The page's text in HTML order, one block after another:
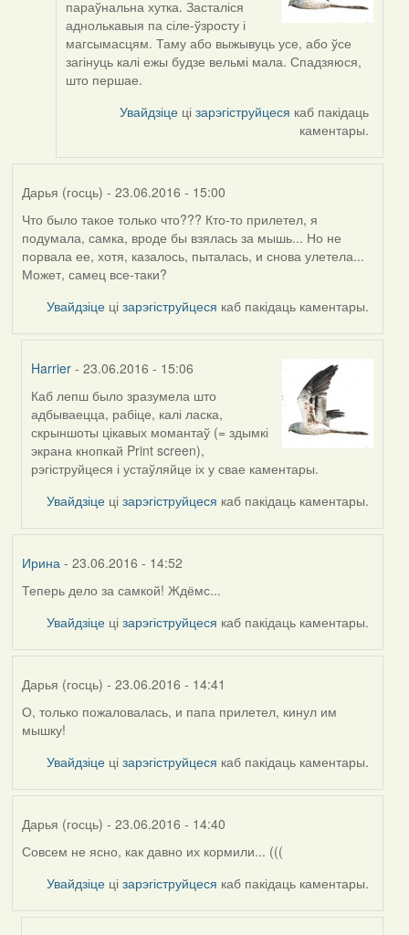
to
by
Viachaslav
Gruzdov
параўнальна хутка. Засталіся
аднолькавыя па сіле-ўзросту і
магсымасцям. Таму або выжывуць усе, або ўсе
загінуць калі ежы будзе вельмі мала. Спадзяюся,
што першае.
Увайдзіце цізарэгіструйцеся каб пакідаць
каментары.
Дарья (госць) - 23.06.2016 - 15:00
Что было такое только что??? Кто-то прилетел, я
подумала, самка, вроде бы взялась за мышь... Но не
порвала ее, хотя, казалось, пыталась, и снова улетела...
Может, самец все-таки?
Увайдзіце цізарэгіструйцеся каб пакідаць каментары.
Harrier - 23.06.2016 - 15:06
In
reply
to
by
Дарья
(госць)
Каб лепш было зразумела што
адбываецца, рабіце, калі ласка,
скрыншоты цікавых момантаў (= здымкі
экрана кнопкай Print screen),
рэгіструйцеся і устаўляйце іх у свае каментары.
Увайдзіце цізарэгіструйцеся каб пакідаць каментары.
Ирина- 23.06.2016 - 14:52
Теперь дело за самкой! Ждёмс...
Увайдзіце цізарэгіструйцеся каб пакідаць каментары.
Дарья (госць) - 23.06.2016 - 14:41
О, только пожаловалась, и папа прилетел, кинул им
мышку!
Увайдзіце цізарэгіструйцеся каб пакідаць каментары.
Дарья (госць) - 23.06.2016 - 14:40
Совсем не ясно, как давно их кормили... (((
Увайдзіце цізарэгіструйцеся каб пакідаць каментары.